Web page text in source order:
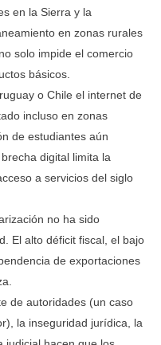
en la Sierra y la
en zonas rurales
solo impide el comercio
básicos.
o Chile el internet de
incluso en zonas
de estudiantes aún
digital limita la
a servicios del siglo
no ha sido
El alto déficit fiscal, el bajo
de exportaciones
de autoridades (un caso
la inseguridad jurídica, la